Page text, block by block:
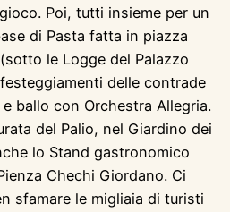
Poi, tutti insieme per un
di Pasta fatta in piazza
le Logge del Palazzo
delle contrade
ballo con Orchestra Allegria.
del Palio, nel Giardino dei
lo Stand gastronomico
Chechi Giordano. Ci
sfamare le migliaia di turisti